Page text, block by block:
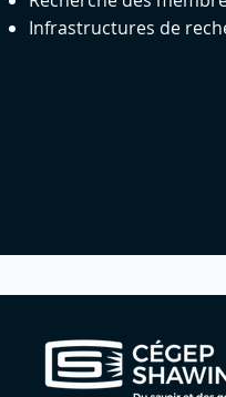
Infrastructures de